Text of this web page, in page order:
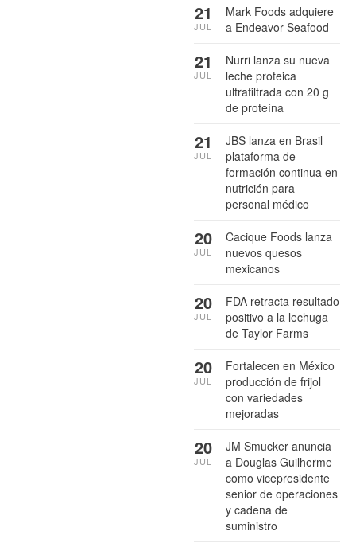
Mark Foods adquiere
a Endeavor Seafood
21
JUL
Nurri lanza su nueva
leche proteica
ultrafiltrada con 20 g
de proteína
21
JUL
JBS lanza en Brasil
plataforma de
formación continua en
nutrición para
personal médico
21
JUL
Cacique Foods lanza
nuevos quesos
mexicanos
20
JUL
FDA retracta resultado
positivo a la lechuga
de Taylor Farms
20
JUL
Fortalecen en México
producción de frijol
con variedades
mejoradas
20
JUL
JM Smucker anuncia
a Douglas Guilherme
como vicepresidente
senior de operaciones
y cadena de
suministro
20
JUL